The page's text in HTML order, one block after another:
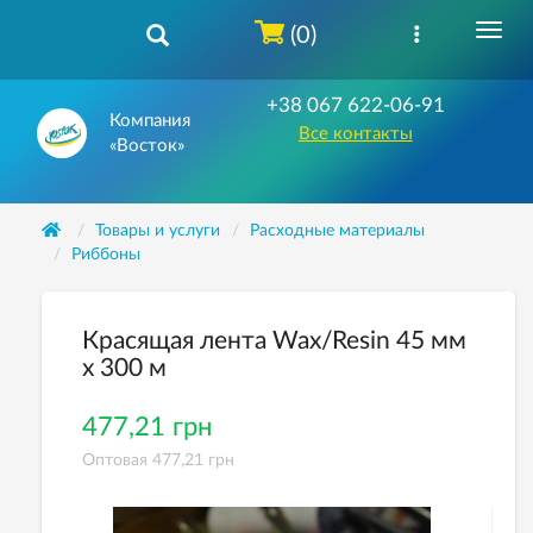
Компания
«Восток»
+38 067 622-06-91
Все контакты
(0)
Товары и услуги
Расходные материалы
Риббоны
Красящая лента Wax/Resin 45 мм
х 300 м
477,21 грн
Оптовая 477,21 грн